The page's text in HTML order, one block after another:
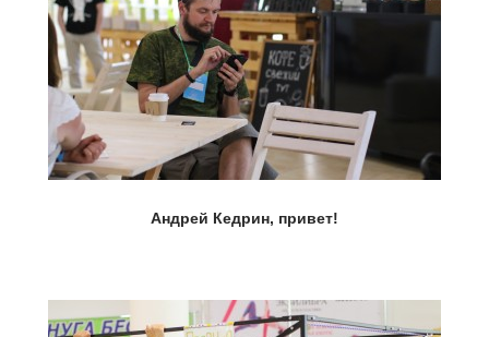
Андрей Кедрин, привет!